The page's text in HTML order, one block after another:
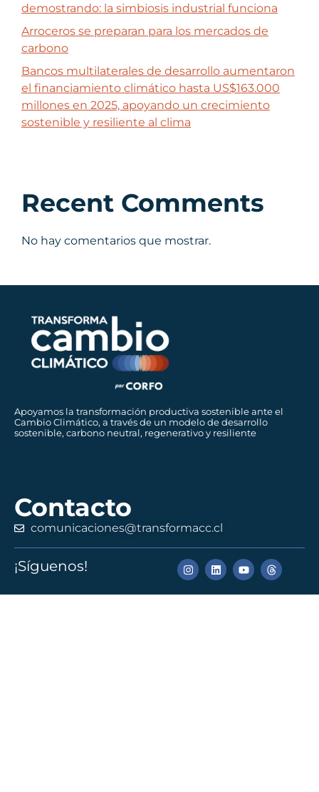
demostrando: la simbiosis industrial funciona
Arroceros se preparan para los mercados de
carbono
Bancos multilaterales de desarrollo aumentaron
el financiamiento climático hasta US$163.000
millones en 2025, apoyando un crecimiento
sostenible y resiliente al clima
Recent Comments
No hay comentarios que mostrar.
Apoyamos la transformación productiva sostenible ante el
Cambio Climático, a través de un modelo de desarrollo
sostenible, carbono neutral, regenerativo y resiliente
Contacto
comunicaciones@transformacc.cl
¡Síguenos!